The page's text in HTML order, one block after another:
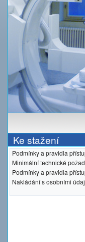
Ke stažení
Podmínky a pravidla
Minimální technické
Podmínky a pravidla
Nakládání s osobními